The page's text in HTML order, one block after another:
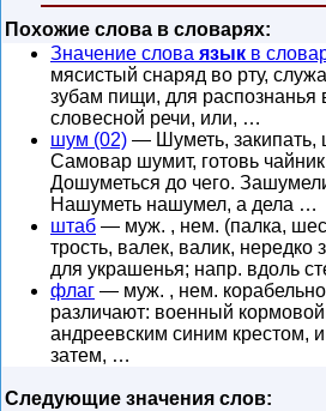
Похожие слова в словарях:
Значение слова язык в
мясистый снаряд во рту,
зубам пищи, для распознанья
словесной речи, или, …
шум (02) — Шуметь, закипать,
Самовар шумит, готовь
Дошуметься до чего.
Нашуметь нашумел, а дела …
штаб — муж. , нем. (палка,
трость, валек, валик, нередко
для украшенья; напр. вдоль
флаг — муж. , нем.
различают: военный
андреевским синим крестом,
затем, …
Следующие значения слов: